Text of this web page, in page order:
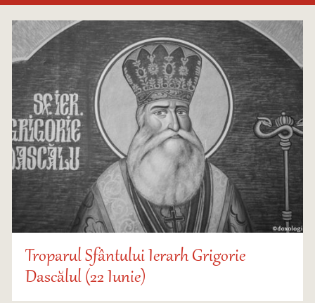
Troparul Sfântului Ierarh Grigorie
Dascălul (22 Iunie)